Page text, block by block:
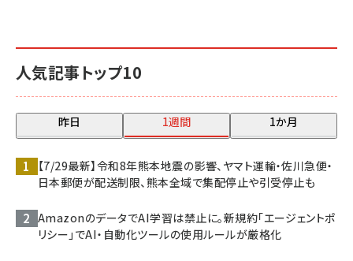
人気記事トップ10
昨日 1週間 1か月
【7/29最新】令和8年熊本地震の影響、ヤマト運輸・佐川急便・
日本郵便が配送制限、熊本全域で集配停止や引受停止も
AmazonのデータでAI学習は禁止に。新規約「エージェントポ
リシー」でAI・自動化ツールの使用ルールが厳格化